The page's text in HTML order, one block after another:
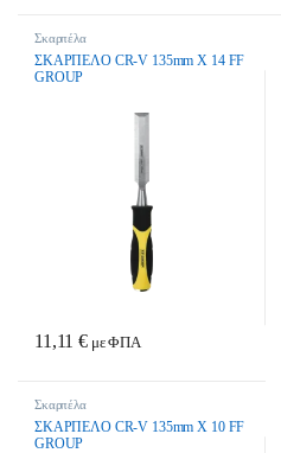
Σκαρπέλα
ΣΚΑΡΠΕΛΟ CR-V 135mm Χ 14 FF
GROUP
11,11€ με ΦΠΑ
Σκαρπέλα
ΣΚΑΡΠΕΛΟ CR-V 135mm Χ 10 FF
GROUP